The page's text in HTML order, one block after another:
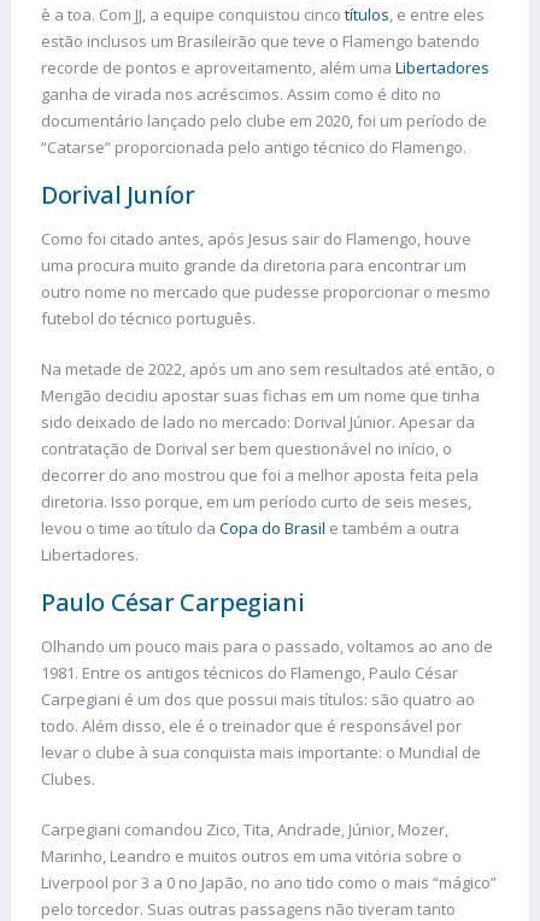
è a toa. Com JJ, a equipe conquistou cinco títulos, e entre eles
estão inclusos um Brasileirão que teve o Flamengo batendo
recorde de pontos e aproveitamento, além uma Libertadores
ganha de virada nos acréscimos. Assim como é dito no
documentário lançado pelo clube em 2020, foi um período de
“Catarse” proporcionada pelo antigo técnico do Flamengo.
Dorival Juníor
Como foi citado antes, após Jesus sair do Flamengo, houve
uma procura muito grande da diretoria para encontrar um
outro nome no mercado que pudesse proporcionar o mesmo
futebol do técnico português.
Na metade de 2022, após um ano sem resultados até então, o
Mengão decidiu apostar suas fichas em um nome que tinha
sido deixado de lado no mercado: Dorival Júnior. Apesar da
contratação de Dorival ser bem questionável no início, o
decorrer do ano mostrou que foi a melhor aposta feita pela
diretoria. Isso porque, em um período curto de seis meses,
levou o time ao título da Copa do Brasil e também a outra
Libertadores.
Paulo César Carpegiani
Olhando um pouco mais para o passado, voltamos ao ano de
1981. Entre os antigos técnicos do Flamengo, Paulo César
Carpegiani é um dos que possui mais títulos: são quatro ao
todo. Além disso, ele é o treinador que é responsável por
levar o clube à sua conquista mais importante: o Mundial de
Clubes.
Carpegiani comandou Zico, Tita, Andrade, Júnior, Mozer,
Marinho, Leandro e muitos outros em uma vitória sobre o
Liverpool por 3 a 0 no Japão, no ano tido como o mais “mágico”
pelo torcedor. Suas outras passagens não tiveram tanto